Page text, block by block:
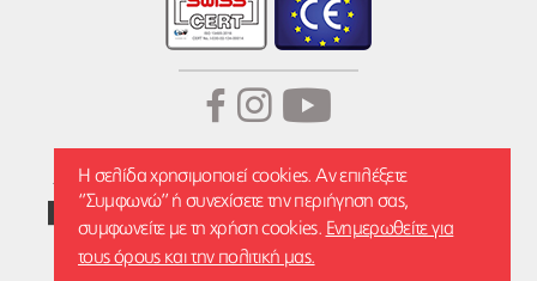
Fitness
Wellness
Η σελίδα χρησιμοποιεί cookies. Αν επιλέξετε
‘’Συμφωνώ’’ ή συνεχίσετε την περιήγηση σας,
συμφωνείτε με τη χρήση cookies. Ενημερωθείτε για
τους όρους και την πολιτική μας.